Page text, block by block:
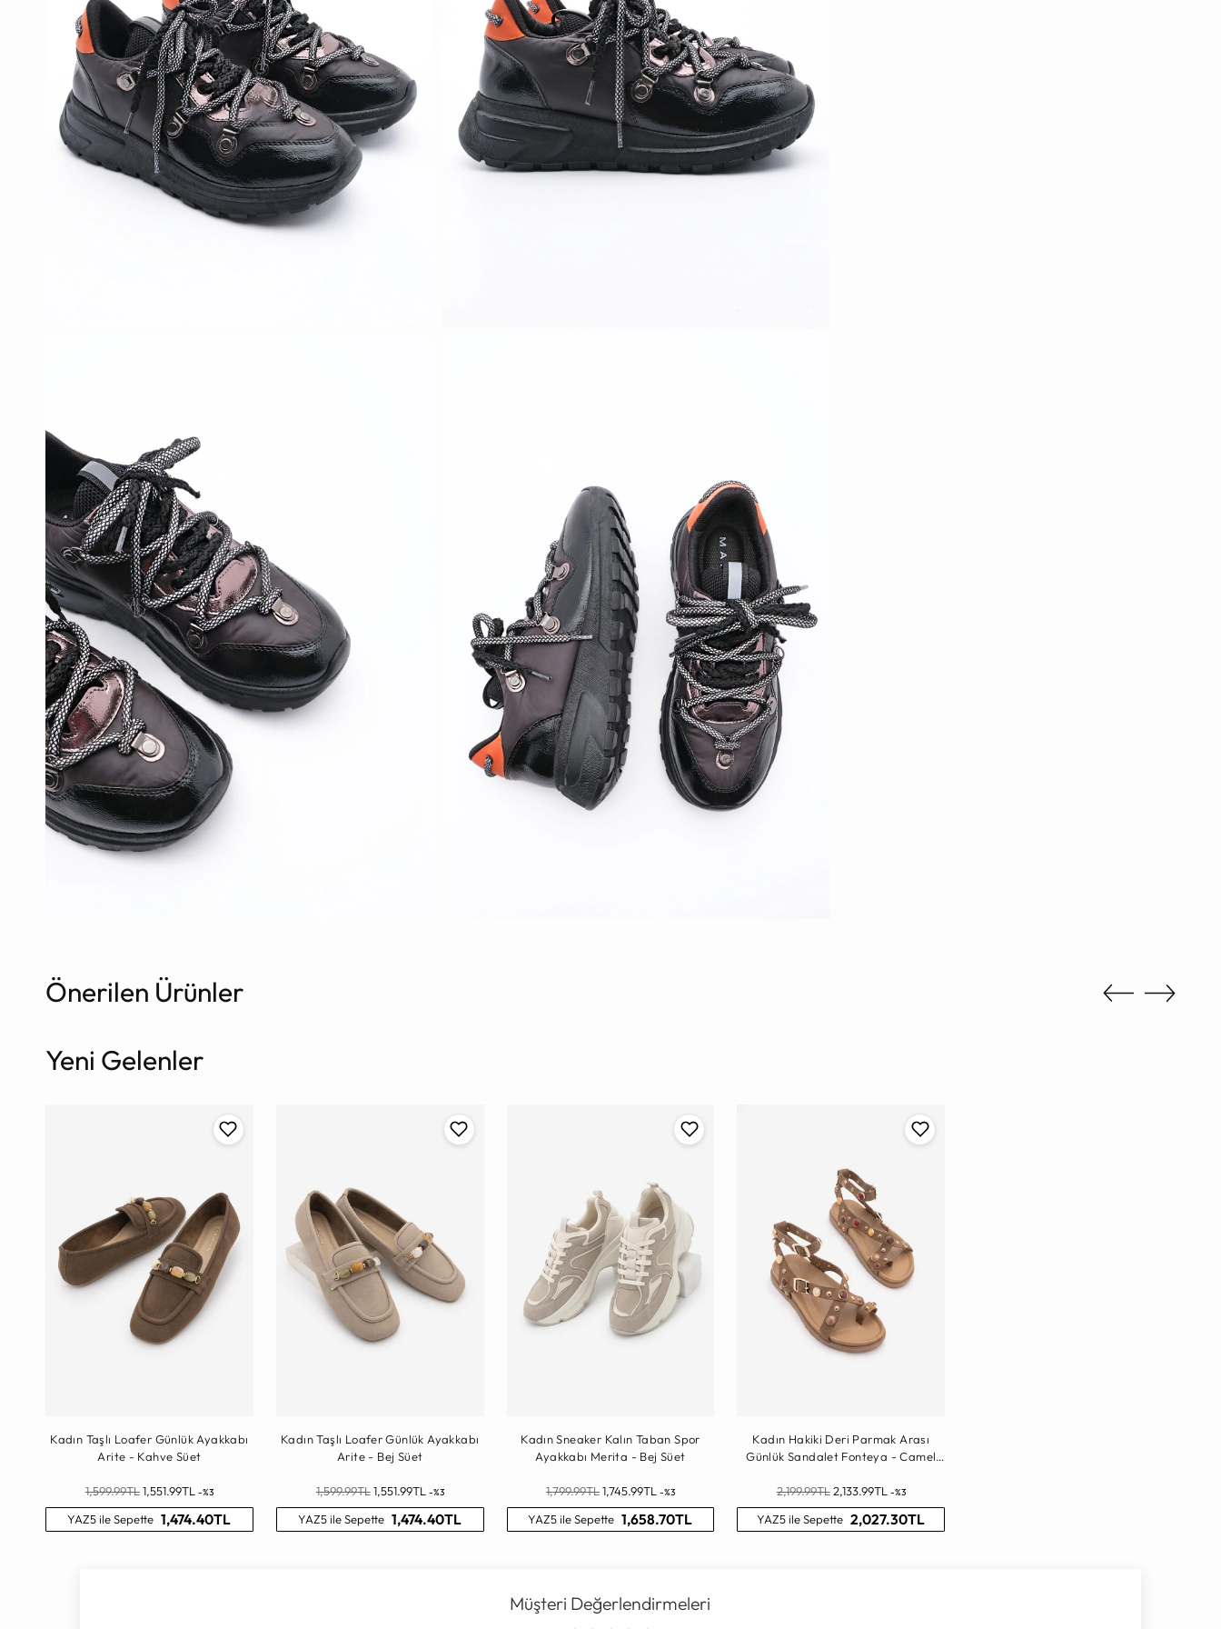
Önerilen Ürünler
Yeni Gelenler
Kadın Taşlı Loafer Günlük Ayakkabı
Arite - Kahve Süet
Normal
Fiyat
1,599.99TL1,551.99TL -%3
YAZ5 ile Sepette 1,474.40TL
Kadın Taşlı Loafer Günlük Ayakkabı
Arite - Bej Süet
Normal
Fiyat
1,599.99TL 1,551.99TL -%3
YAZ5 ile Sepette 1,474.40TL
Kadın Sneaker Kalın Taban Spor
Ayakkabı Merita - Bej Süet
Normal
Fiyat
1,799.99TL1,745.99TL -%3
YAZ5 ile Sepette 1,658.70TL
Kadın Hakiki Deri Parmak Arası
Günlük Sandalet Fonteya - Camel
Normal
Fiyat
2,199.99TL 2,133.99TL -%3
YAZ5 ile Sepette 2,027.30TL
Müşteri Değerlendirmeleri